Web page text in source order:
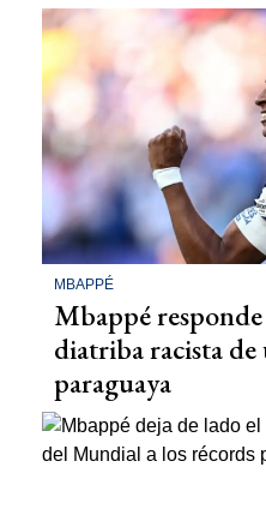
MBAPPÉ
Mbappé
diatriba racista de
paraguaya